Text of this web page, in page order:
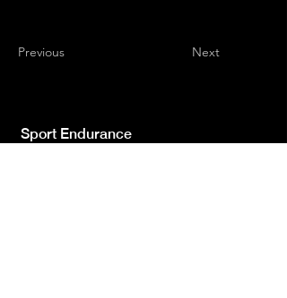
Previous Next
Sport Endurance